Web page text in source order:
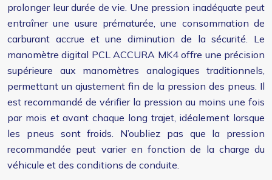
prolonger leur durée de vie. Une pression inadéquate peut
entraîner une usure prématurée, une consommation de
carburant accrue et une diminution de la sécurité. Le
manomètre digital PCL ACCURA MK4 offre une précision
supérieure aux manomètres analogiques traditionnels,
permettant un ajustement fin de la pression des pneus. Il
est recommandé de vérifier la pression au moins une fois
par mois et avant chaque long trajet, idéalement lorsque
les pneus sont froids. N’oubliez pas que la pression
recommandée peut varier en fonction de la charge du
véhicule et des conditions de conduite.